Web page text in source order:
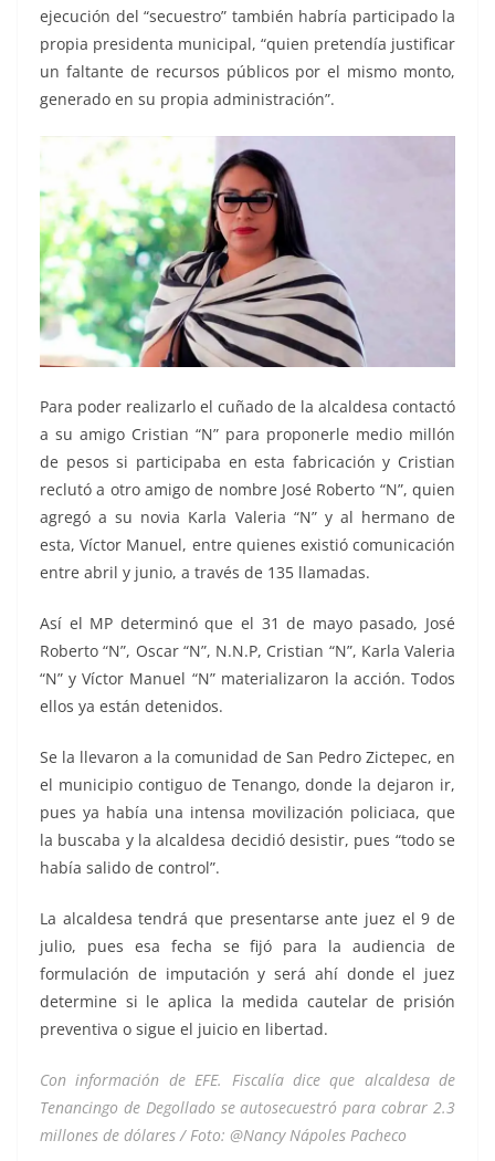
ejecución del “secuestro” también habría participado la
propia presidenta municipal, “quien pretendía justificar
un faltante de recursos públicos por el mismo monto,
generado en su propia administración”.
Para poder realizarlo el cuñado de la alcaldesa contactó
a su amigo Cristian “N” para proponerle medio millón
de pesos si participaba en esta fabricación y Cristian
reclutó a otro amigo de nombre José Roberto “N”, quien
agregó a su novia Karla Valeria “N” y al hermano de
esta, Víctor Manuel, entre quienes existió comunicación
entre abril y junio, a través de 135 llamadas.
Así el MP determinó que el 31 de mayo pasado, José
Roberto “N”, Oscar “N”, N.N.P, Cristian “N”, Karla Valeria
“N” y Víctor Manuel “N” materializaron la acción. Todos
ellos ya están detenidos.
Se la llevaron a la comunidad de San Pedro Zictepec, en
el municipio contiguo de Tenango, donde la dejaron ir,
pues ya había una intensa movilización policiaca, que
la buscaba y la alcaldesa decidió desistir, pues “todo se
había salido de control”.
La alcaldesa tendrá que presentarse ante juez el 9 de
julio, pues esa fecha se fijó para la audiencia de
formulación de imputación y será ahí donde el juez
determine si le aplica la medida cautelar de prisión
preventiva o sigue el juicio en libertad.
Con información de EFE. Fiscalía dice que alcaldesa de
Tenancingo de Degollado se autosecuestró para cobrar 2.3
millones de dólares / Foto: @Nancy Nápoles Pacheco